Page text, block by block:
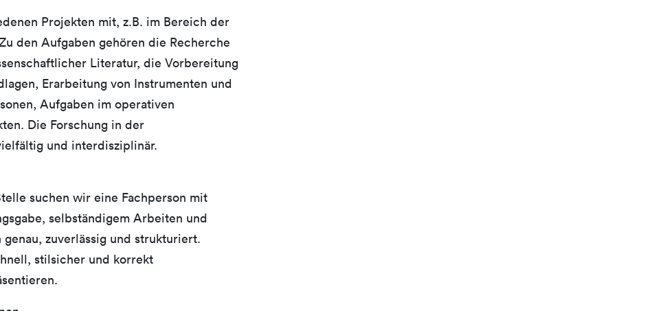
Projekten mit, z.B. im Bereich der
den Aufgaben gehören die Recherche
Literatur, die Vorbereitung
Erarbeitung von Instrumenten und
Aufgaben im operativen
Die Forschung in der
und interdisziplinär.
suchen wir eine Fachperson mit
selbständigem Arbeiten und
zuverlässig und strukturiert.
stilsicher und korrekt